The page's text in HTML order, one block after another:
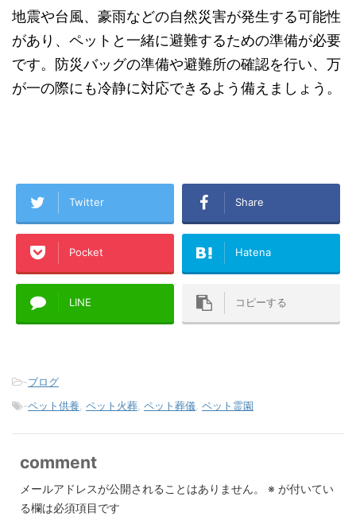
地震や台風、豪雨などの自然災害が発生する可能性
があり、ペットと一緒に避難するための準備が必要
です。防災バッグの準備や避難所の確認を行い、万
が一の際にも冷静に対応できるよう備えましょう。
Twitter Share
Pocket Hatena
LINE コピーする
-ブログ
-ペット供養 ペット火葬 ペット葬儀 ペット霊園
comment
メールアドレスが公開されることはありません。 ※ が付いてい
る欄は必須項目です